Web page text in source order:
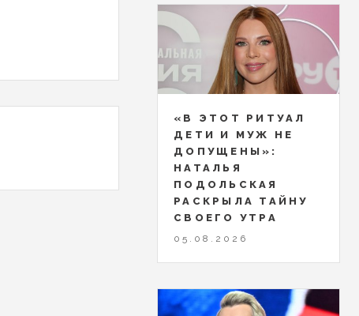
«В ЭТОТ РИТУАЛ
ДЕТИ И МУЖ НЕ
ДОПУЩЕНЫ»:
НАТАЛЬЯ
ПОДОЛЬСКАЯ
РАСКРЫЛА ТАЙНУ
СВОЕГО УТРА
05.08.2026